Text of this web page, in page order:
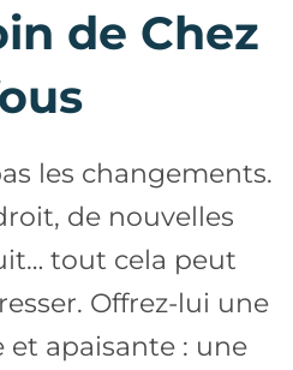
de Chez
les changements.
de nouvelles
tout cela peut
Offrez-lui une
apaisante : une